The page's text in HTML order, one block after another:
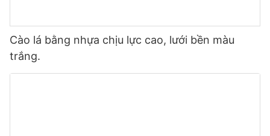
Cào lá bằng nhựa chịu lực cao, lưới bền màu
trắng.